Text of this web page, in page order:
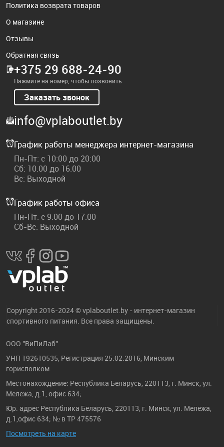
Политика возврата товаров
О магазине
Отзывы
Обратная связь
+375 29 688-24-90
Нажмите на номер, чтобы позвонить
Заказать звонок
info@vplaboutlet.by
График работы менеджера интернет-магазина
Пн-Пт: с 10:00 до 20:00
Сб: 10.00 до 16.00
Вс: Выходной
График работы офиса
Пн-Пт: с 9:00 до 17:00
Сб-Вс: Выходной
Copyright 2016-2024 © vplaboutlet.by - интернет-магазин
спортивного питания. Все права защищены.
ООО "ВиПиЛаб"
УНП 192610535, Регистрация 25.02.2016, Минским
горисполком.
Местонахождение: Республика Беларусь, 220113, г. Минск, ул.
Мележа, д.1, офис 634;
Юр. адрес Республика Беларусь, 220113, г. Минск, ул. Мележа,
д.1,офис 634; № в ТР 475576
Посмотреть на карте